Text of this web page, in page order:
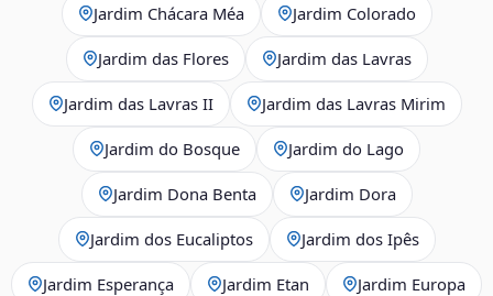
Jardim Chácara Méa Jardim Colorado
Jardim das Flores Jardim das Lavras
Jardim das Lavras II Jardim das Lavras Mirim
Jardim do Bosque Jardim do Lago
Jardim Dona Benta Jardim Dora
Jardim dos Eucaliptos Jardim dos Ipês
Jardim Esperança Jardim Etan Jardim Europa